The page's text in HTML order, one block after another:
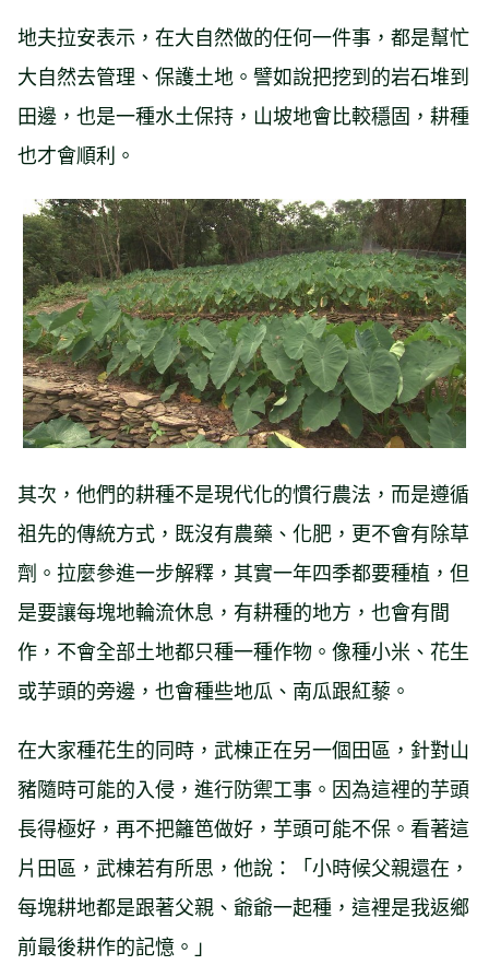
地夫拉安表示，在大自然做的任何一件事，都是幫忙
大自然去管理、保護土地。譬如說把挖到的岩石堆到
田邊，也是一種水土保持，山坡地會比較穩固，耕種
也才會順利。
其次，他們的耕種不是現代化的慣行農法，而是遵循
祖先的傳統方式，既沒有農藥、化肥，更不會有除草
劑。拉麼參進一步解釋，其實一年四季都要種植，但
是要讓每塊地輪流休息，有耕種的地方，也會有間
作，不會全部土地都只種一種作物。像種小米、花生
或芋頭的旁邊，也會種些地瓜、南瓜跟紅藜。
在大家種花生的同時，武棟正在另一個田區，針對山
豬隨時可能的入侵，進行防禦工事。因為這裡的芋頭
長得極好，再不把籬笆做好，芋頭可能不保。看著這
片田區，武棟若有所思，他說：「小時候父親還在，
每塊耕地都是跟著父親、爺爺一起種，這裡是我返鄉
前最後耕作的記憶。」